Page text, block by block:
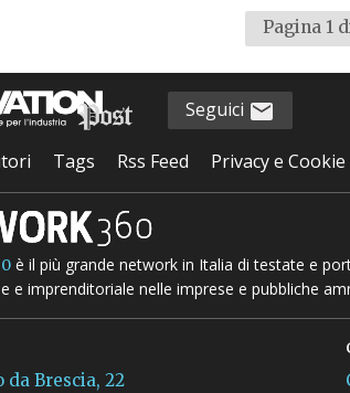
Pagina 1
Seguici
Tags Rss Feed Privacy e Cookie
è il più grande network in Italia di testate e
e imprenditoriale nelle imprese e pubbliche
da Brescia, 22